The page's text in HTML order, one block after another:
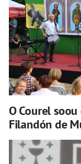
O Courel
Filandón de